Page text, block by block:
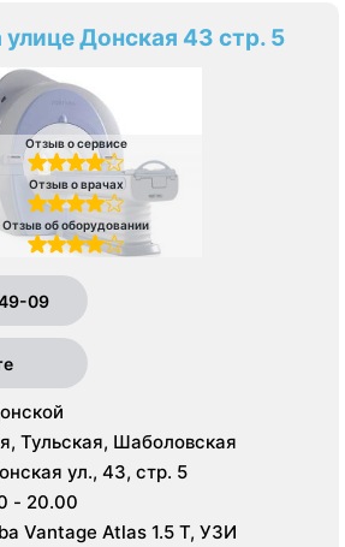
Донская 43 стр. 5
Отзыв о сервисе
Отзыв о врачах
Отзыв об оборудовании
09
Тульская, Шаболовская
ул., 43, стр. 5
- 20.00
Vantage Atlas 1.5 Т, УЗИ